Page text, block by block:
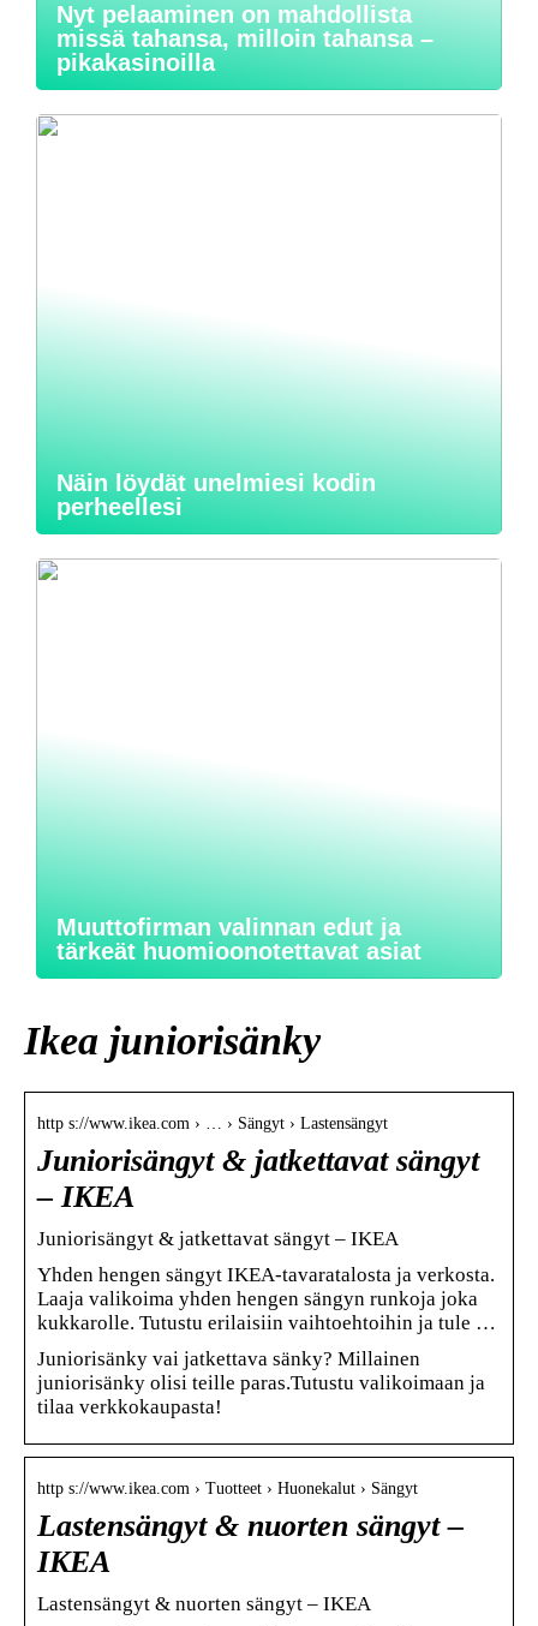
Nyt pelaaminen on mahdollista
missä tahansa, milloin tahansa –
pikakasinoilla
Näin löydät unelmiesi kodin
perheellesi
Muuttofirman valinnan edut ja
tärkeät huomioonotettavat asiat
Ikea juniorisänky
http s://www.ikea.com › … › Sängyt › Lastensängyt
Juniorisängyt & jatkettavat sängyt
– IKEA
Juniorisängyt & jatkettavat sängyt – IKEA
Yhden hengen sängyt IKEA-tavaratalosta ja verkosta.
Laaja valikoima yhden hengen sängyn runkoja joka
kukkarolle. Tutustu erilaisiin vaihtoehtoihin ja tule …
Juniorisänky vai jatkettava sänky? Millainen
juniorisänky olisi teille paras.Tutustu valikoimaan ja
tilaa verkkokaupasta!
http s://www.ikea.com › Tuotteet › Huonekalut › Sängyt
Lastensängyt & nuorten sängyt –
IKEA
Lastensängyt & nuorten sängyt – IKEA